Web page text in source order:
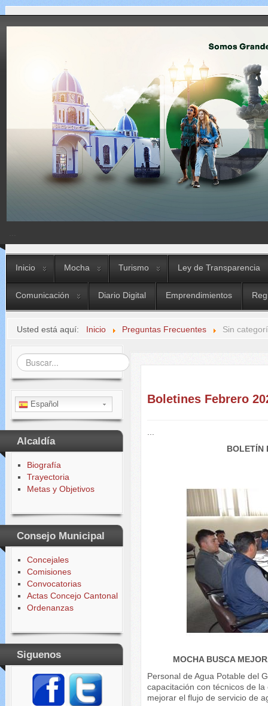
Inicio Mocha Turismo Ley de Transparencia
Comunicación Diario Digital Emprendimientos
Usted está aquí: Inicio Preguntas Frecuentes Sin
Buscar...
Español
Alcaldía
Biografía
Trayectoria
Metas y Objetivos
Consejo Municipal
Concejales
Comisiones
Convocatorias
Actas Concejo Cantonal
Ordenanzas
Siguenos
Boletines Febrero
BOLETÍN
MOCHA BUSCA
Personal de Agua Potable del
capacitación con técnicos de
mejorar el flujo de servicio de